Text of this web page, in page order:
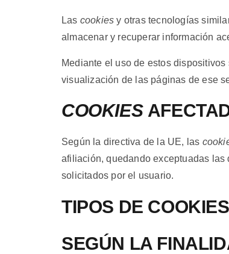
Las cookiesy otras tecnologías
almacenar y recuperar información
Mediante el uso de estos
visualización de las páginas de ese
COOKIES
Según la directiva de la UE, las
afiliación, quedando exceptuadas
solicitados por el usuario.
TIPOS DE COOKIES
SEGÚN LA